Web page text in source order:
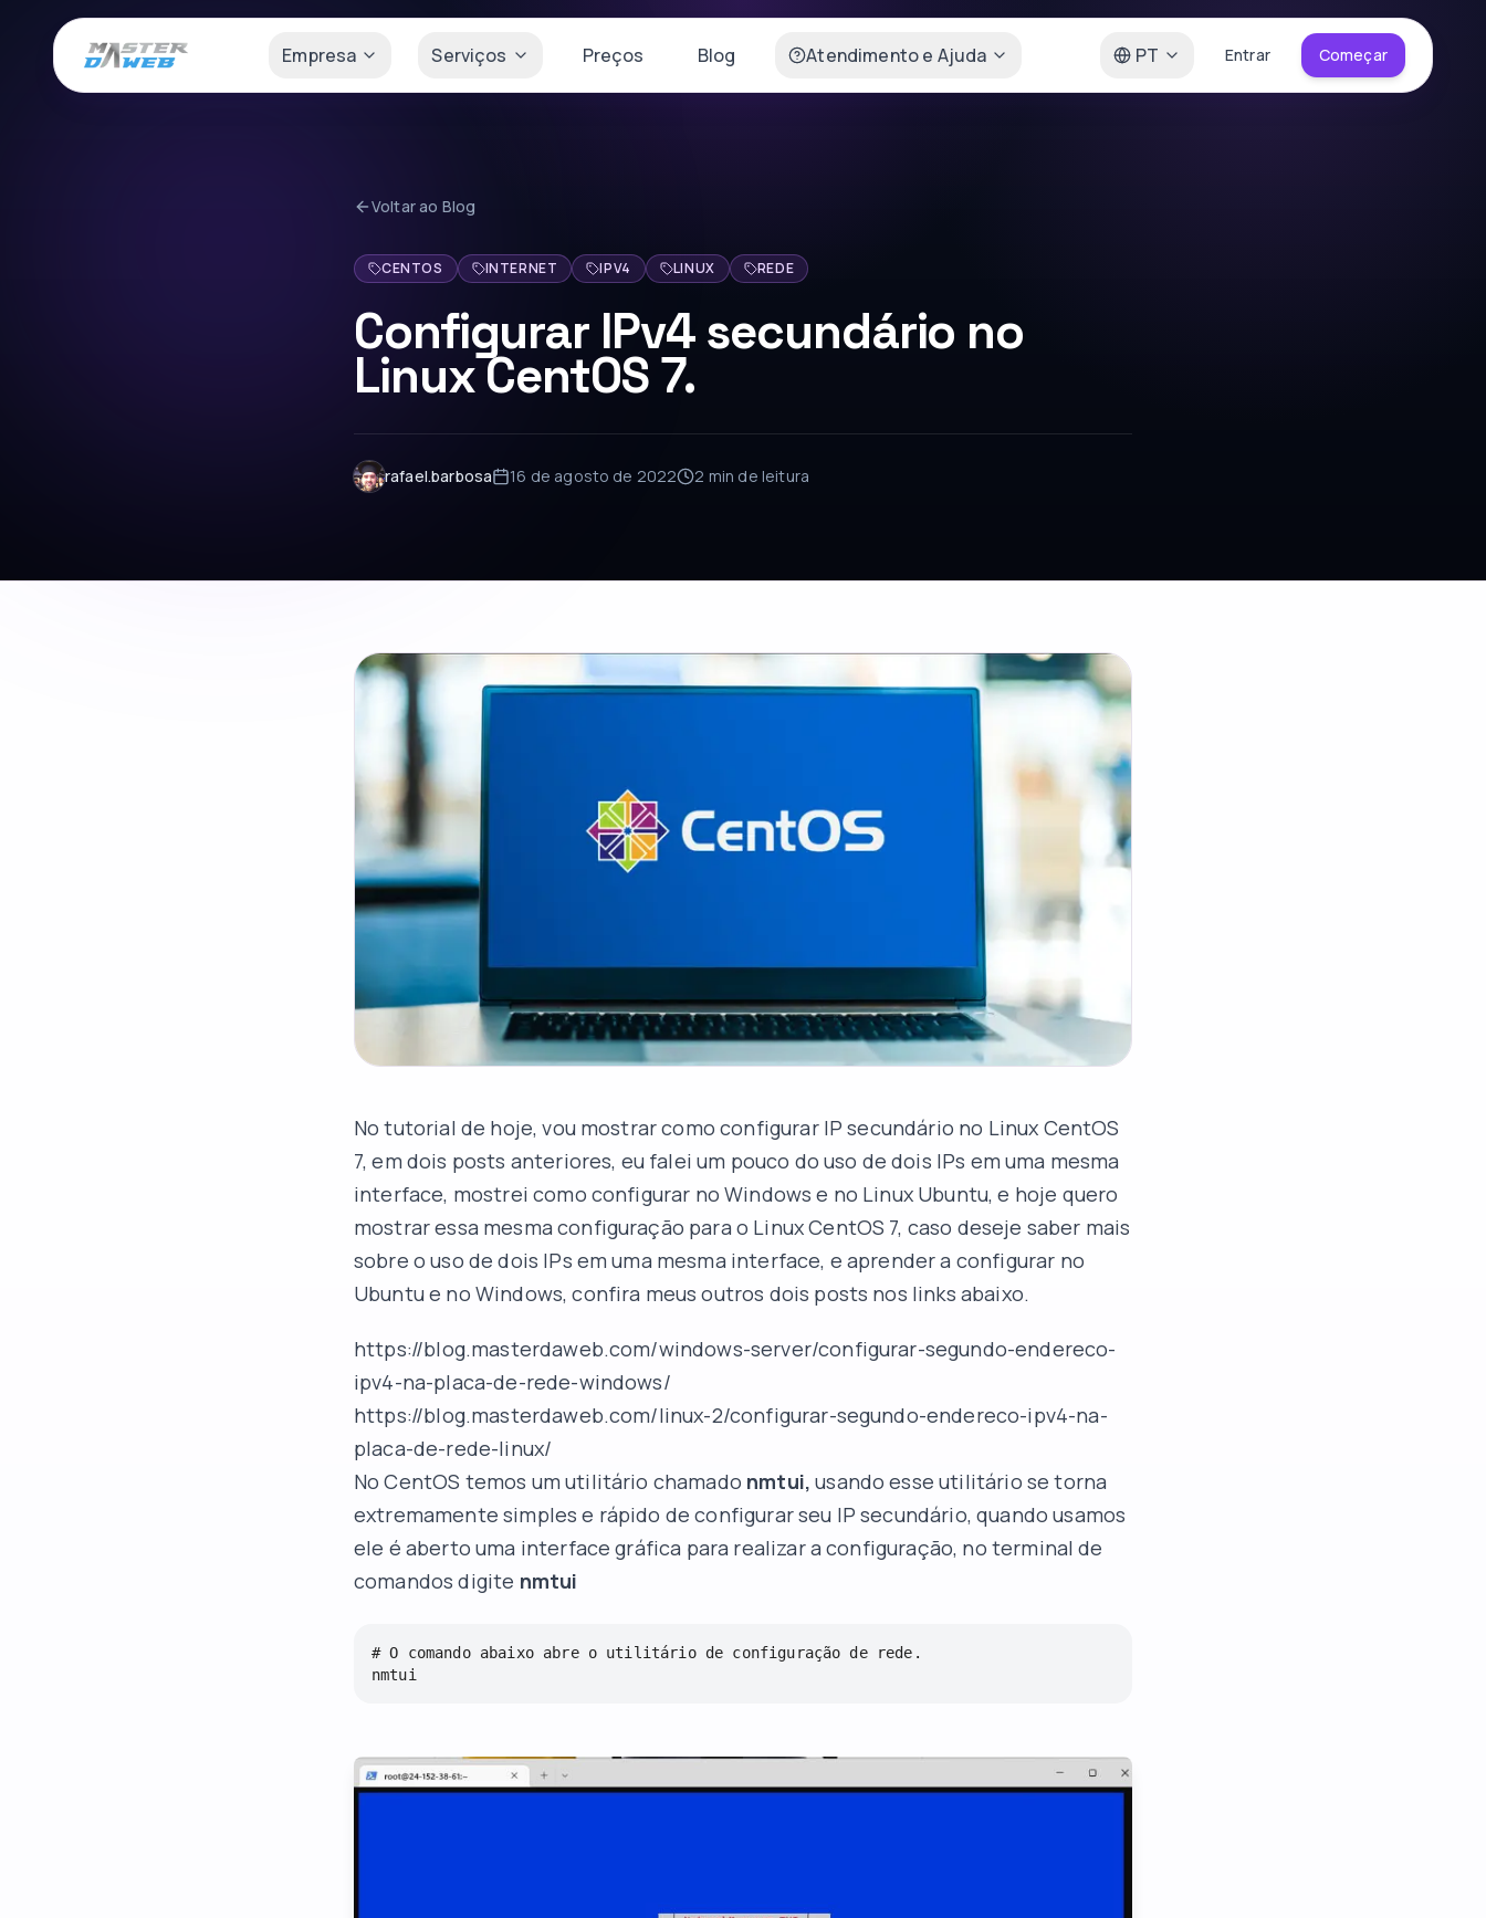
Empresa Serviços Preços Blog Atendimento e Ajuda PT Entrar Começar
Voltar ao Blog
CENTOS INTERNET IPV4 LINUX REDE
Configurar IPv4 secundário no
Linux CentOS 7.
rafael.barbosa 16 de agosto de 2022 2 min de leitura
No tutorial de hoje, vou mostrar como configurar IP secundário no Linux CentOS
7, em dois posts anteriores, eu falei um pouco do uso de dois IPs em uma mesma
interface, mostrei como configurar no Windows e no Linux Ubuntu, e hoje quero
mostrar essa mesma configuração para o Linux CentOS 7, caso deseje saber mais
sobre o uso de dois IPs em uma mesma interface, e aprender a configurar no
Ubuntu e no Windows, confira meus outros dois posts nos links abaixo.
https://blog.masterdaweb.com/windows-server/configurar-segundo-endereco-
ipv4-na-placa-de-rede-windows/
https://blog.masterdaweb.com/linux-2/configurar-segundo-endereco-ipv4-na-
placa-de-rede-linux/
No CentOS temos um utilitário chamado nmtui,usando esse utilitário se torna
extremamente simples e rápido de configurar seu IP secundário, quando usamos
ele é aberto uma interface gráfica para realizar a configuração, no terminal de
comandos digite nmtui
# O comando abaixo abre o utilitário de configuração de rede.
nmtui